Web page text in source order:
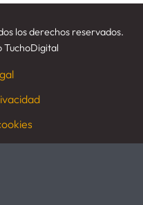
los derechos reservados.
TuchoDigital